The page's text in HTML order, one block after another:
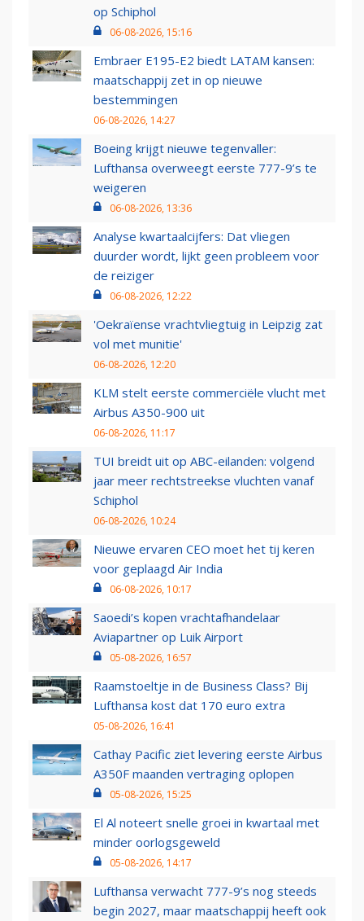
op Schiphol
06-08-2026, 15:16
Embraer E195-E2 biedt LATAM kansen:
maatschappij zet in op nieuwe
bestemmingen
06-08-2026, 14:27
Boeing krijgt nieuwe tegenvaller:
Lufthansa overweegt eerste 777-9’s te
weigeren
06-08-2026, 13:36
Analyse kwartaalcijfers: Dat vliegen
duurder wordt, lijkt geen probleem voor
de reiziger
06-08-2026, 12:22
'Oekraïense vrachtvliegtuig in Leipzig zat
vol met munitie'
06-08-2026, 12:20
KLM stelt eerste commerciële vlucht met
Airbus A350-900 uit
06-08-2026, 11:17
TUI breidt uit op ABC-eilanden: volgend
jaar meer rechtstreekse vluchten vanaf
Schiphol
06-08-2026, 10:24
Nieuwe ervaren CEO moet het tij keren
voor geplaagd Air India
06-08-2026, 10:17
Saoedi’s kopen vrachtafhandelaar
Aviapartner op Luik Airport
05-08-2026, 16:57
Raamstoeltje in de Business Class? Bij
Lufthansa kost dat 170 euro extra
05-08-2026, 16:41
Cathay Pacific ziet levering eerste Airbus
A350F maanden vertraging oplopen
05-08-2026, 15:25
El Al noteert snelle groei in kwartaal met
minder oorlogsgeweld
05-08-2026, 14:17
Lufthansa verwacht 777-9’s nog steeds
begin 2027, maar maatschappij heeft ook